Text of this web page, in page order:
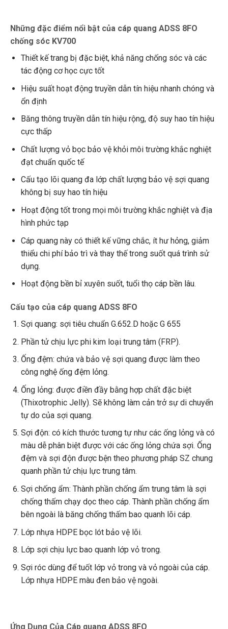
Những đặc điểm nổi bật của cáp quang ADSS 8FO
chống sóc KV700
Thiết kế trang bị đặc biệt, khả năng chống sóc và các
tác động cơ học cực tốt
Hiệu suất hoạt động truyền dẫn tín hiệu nhanh chóng và
ổn định
Băng thông truyền dẫn tín hiệu rộng, độ suy hao tín hiệu
cực thấp
Chất lượng vỏ bọc bảo vệ khỏi môi trường khắc nghiệt
đạt chuẩn quốc tế
Cấu tạo lõi quang đa lớp chất lượng bảo vệ sợi quang
không bị suy hao tín hiệu
Hoạt động tốt trong mọi môi trường khắc nghiệt và địa
hình phức tạp
Cáp quang này có thiết kế vững chắc, ít hư hỏng, giảm
thiểu chi phí bảo trì và thay thế trong suốt quá trình sử
dụng.
Hoạt động bền bỉ xuyên suốt, tuổi thọ cáp bền lâu.
Cấu tạo của cáp quang ADSS 8FO
Sợi quang: sợi tiêu chuẩn G.652.D hoặc G 655
Phần tử chịu lực phi kim loại trung tâm (FRP).
Ống đệm: chứa và bảo vệ sợi quang được làm theo
công nghệ ống đệm lỏng.
Ống lỏng: được điền đầy bằng hợp chất đặc biệt
(Thixotrophic Jelly). Sẽ không làm cản trở sự di chuyển
tự do của sợi quang.
Sợi độn: có kích thước tương tự như các ống lỏng và có
màu dễ phân biệt được với các ống lỏng chứa sợi. Ống
đệm và sợi độn được bện theo phương pháp SZ chung
quanh phần tử chịu lực trung tâm.
Sợi chống ẩm: Thành phần chống ẩm trung tâm là sợi
chống thấm chạy dọc theo cáp. Thành phần chống ẩm
bên ngoài là băng chống thấm bao quanh lõi cáp.
Lớp nhựa HDPE bọc lót bảo vệ lõi.
Lớp sợi chịu lực bao quanh lớp vỏ trong.
Sợi róc dùng để tuốt lớp vỏ trong và vỏ ngoài của cáp.
Lớp nhựa HDPE màu đen bảo vệ ngoài.
Ứng Dụng Của Cáp quang ADSS 8FO